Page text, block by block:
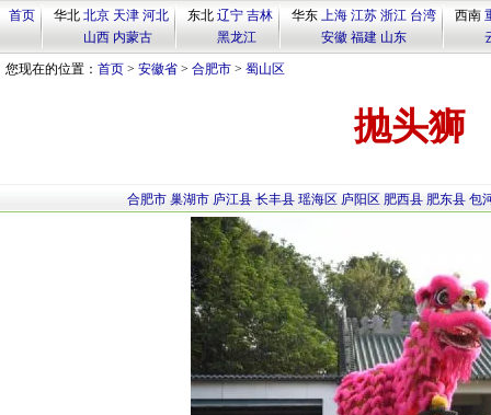
首页 华北 北京 天津 河北
山西 内蒙古
东北 辽宁 吉林
黑龙江
华东 上海 江苏 浙江 台湾
安徽 福建 山东
西南
您现在的位置： 首页 > 安徽省 > 合肥市 > 蜀山区
抛头狮
合肥市 巢湖市 庐江县 长丰县 瑶海区 庐阳区 肥西县 肥东县 包